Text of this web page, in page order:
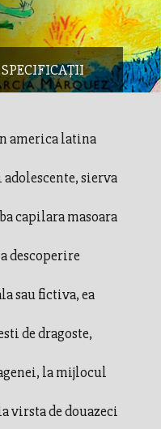
SPECIFICAȚII
america latina
sierva
capilara masoara
descoperire
sau fictiva, ea
de dragoste,
la mijlocul
virsta de douazeci